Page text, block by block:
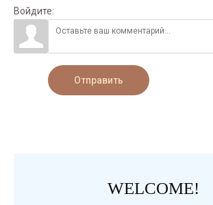
Войдите:
Отправить
WELCOME!